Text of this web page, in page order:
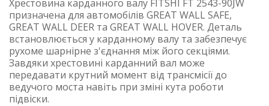
Хрестовина карданного валу FITSHI FT 2543-90JW
призначена для автомобілів GREAT WALL SAFE,
GREAT WALL DEER та GREAT WALL HOVER. Деталь
встановлюється у карданному валу та забезпечує
рухоме шарнірне з'єднання між його секціями.
Завдяки хрестовині карданний вал може
передавати крутний момент від трансмісії до
ведучого моста навіть при зміні кута роботи
підвіски.